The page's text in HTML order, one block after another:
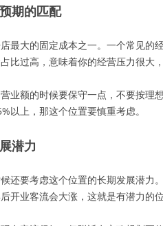
期的匹配
最大的固定成本之一。一个常见的
比过高，意味着你的经营压力很大
业额的时候要保守一点，不要按理
以上，那这个位置要慎重考虑。
潜力
还要考虑这个位置的长期发展潜力
开业客流会大涨，这就是有潜力的位